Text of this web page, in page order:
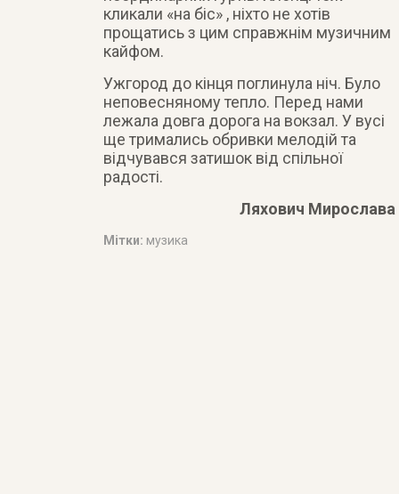
кликали «на біс» , ніхто не хотів
прощатись з цим справжнім музичним
кайфом.
Ужгород до кінця поглинула ніч. Було
неповесняному тепло. Перед нами
лежала довга дорога на вокзал. У вусі
ще тримались обривки мелодій та
відчувався затишок від спільної
радості.
Ляхович Мирослава
Мітки: музика